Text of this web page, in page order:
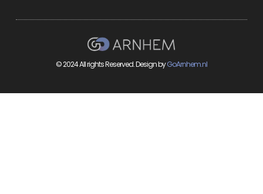
© 2024 All rights Reserved. Design byGoArnhem.nl